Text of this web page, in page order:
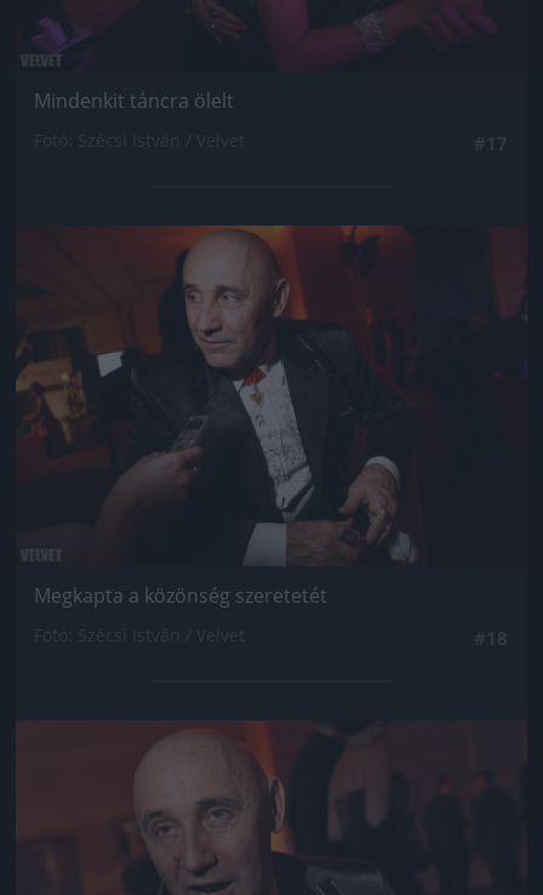
Mindenkit táncra ölelt
Jön még kép!
Megkapta a közönség szeretetét
Jön még kép!